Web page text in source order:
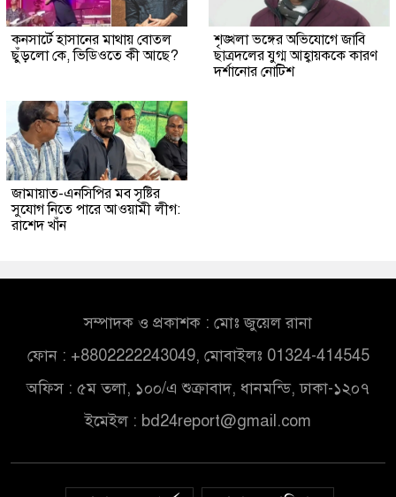
কনসার্টে হাসানের মাথায় বোতল
ছুঁড়লো কে, ভিডিওতে কী আছে?
শৃঙ্খলা ভঙ্গের অভিযোগে জাবি
ছাত্রদলের যুগ্ম আহ্বায়ককে কারণ
দর্শানোর নোটিশ
জামায়াত-এনসিপির মব সৃষ্টির
সুযোগ নিতে পারে আওয়ামী লীগ:
রাশেদ খাঁন
সম্পাদক ও প্রকাশক : মোঃ জুয়েল রানা
ফোন : +8802222243049, মোবাইলঃ 01324-414545
অফিস : ৫ম তলা, ১০০/এ শুক্রাবাদ, ধানমন্ডি, ঢাকা-১২০৭
ইমেইল : bd24report@gmail.com